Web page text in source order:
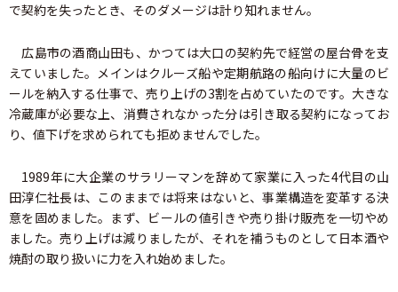
で契約を失ったとき、そのダメージは計り知れません。
広島市の酒商山田も、かつては大口の契約先で経営の屋台骨を支
えていました。メインはクルーズ船や定期航路の船向けに大量のビ
ールを納入する仕事で、売り上げの3割を占めていたのです。大きな
冷蔵庫が必要な上、消費されなかった分は引き取る契約になってお
り、値下げを求められても拒めませんでした。
1989年に大企業のサラリーマンを辞めて家業に入った4代目の山
田淳仁社長は、このままでは将来はないと、事業構造を変革する決
意を固めました。まず、ビールの値引きや売り掛け販売を一切やめ
ました。売り上げは減りましたが、それを補うものとして日本酒や
焼酎の取り扱いに力を入れ始めました。